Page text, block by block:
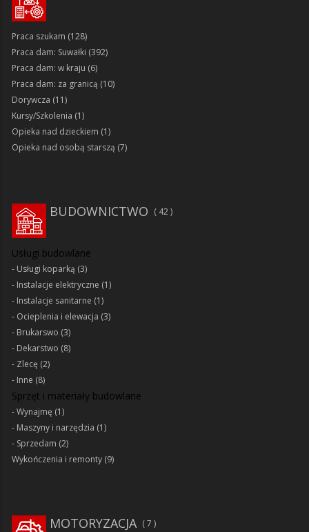
Praca szukam (128)
Praca dam: Suwałki (392)
Praca dam: w kraju (6)
Praca dam: za granicą (10)
Dorywcza (11)
Kursy/Szkolenia (1)
Opieka nad dzieckiem (1)
Opieka nad osobą starszą (7)
BUDOWNICTWO 42
Usługi budowlane
Usługi koparką (3)
Instalacje elektryczne (1)
Instalacje sanitarne (1)
Ocieplenia i elewacja (3)
Brukarswo (3)
Dekarstwo (8)
Zlecę (2)
Inne (8)
Sprzęt i materiały budowlane
Wynajmę (1)
Maszyny i narzędzia (1)
Sprzedam (2)
Wykończenia i remonty (9)
MOTORYZACJA 7